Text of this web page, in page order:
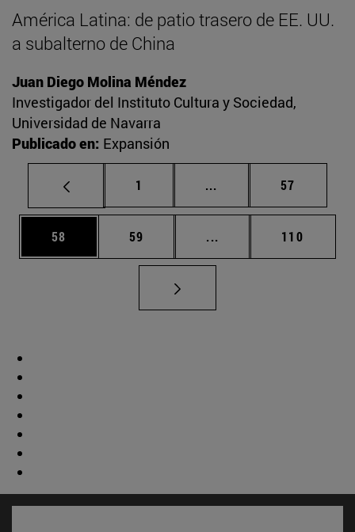
América Latina: de patio trasero de EE. UU.
a subalterno de China
Juan Diego Molina Méndez
Investigador del Instituto Cultura y Sociedad,
Universidad de Navarra
Publicado en: Expansión
Página
1 ... Páginas intermedias
Página
57
Página
58 Página
59 ... Páginas intermedias
Página
110